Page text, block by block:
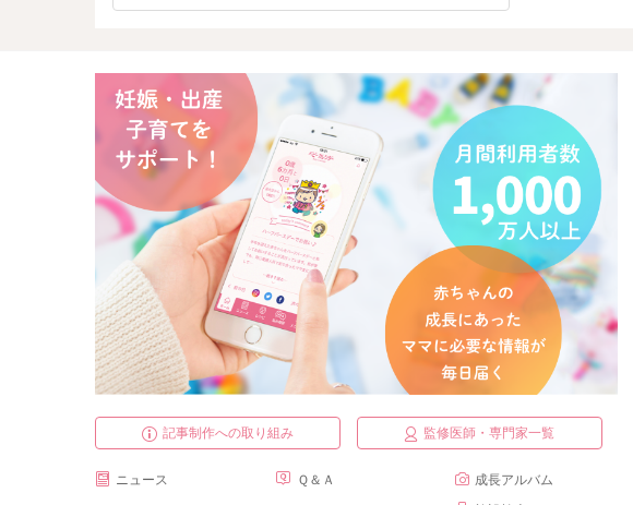
記事制作への取り組み 監修医師・専門家一覧
ニュース Ｑ＆Ａ
成長アルバム